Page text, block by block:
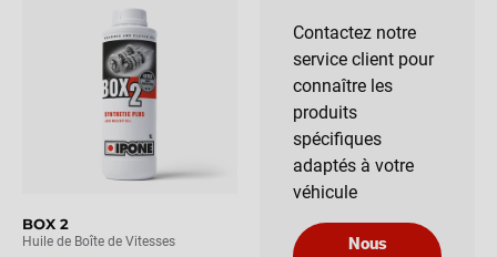
BOX 2
Huile de Boîte de Vitesses
Contactez notre
service client pour
connaître les
produits
spécifiques
adaptés à votre
véhicule
Nous